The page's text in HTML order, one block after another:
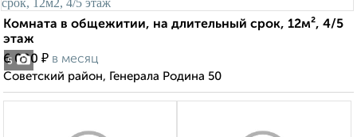
5
Комната в общежитии, на длительный срок, 12м², 4/5
этаж
6 000 ₽ в месяц
Советский район, Генерала Родина 50